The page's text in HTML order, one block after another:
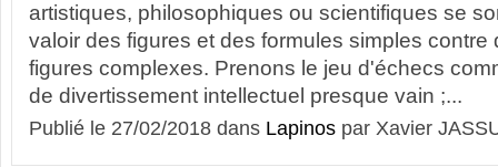
artistiques, philosophiques ou scientifiques se
valoir des figures et des formules simples contre
figures complexes. Prenons le jeu d'échecs
de divertissement intellectuel presque vain ;...
Publié le 27/02/2018 dans Lapinos par Xavier